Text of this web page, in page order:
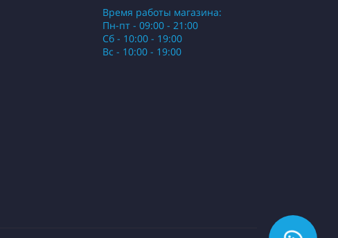
Время работы магазина:
Пн-пт - 09:00 - 21:00
Сб - 10:00 - 19:00
Вс - 10:00 - 19:00